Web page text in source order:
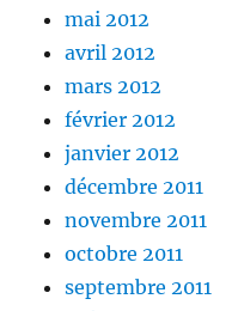
mai 2012
avril 2012
mars 2012
février 2012
janvier 2012
décembre 2011
novembre 2011
octobre 2011
septembre 2011